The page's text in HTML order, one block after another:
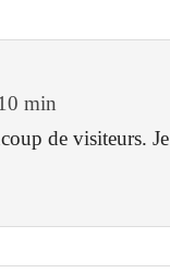
min
de visiteurs.